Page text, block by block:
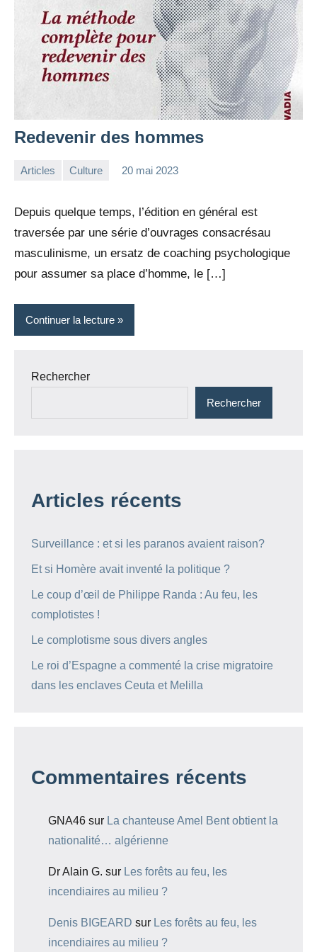
Redevenir des hommes
Articles Culture 20 mai 2023
Depuis quelque temps, l’édition en général est
traversée par une série d’ouvrages consacrésau
masculinisme, un ersatz de coaching psychologique
pour assumer sa place d’homme, le […]
Continuer la lecture
Rechercher
Rechercher
Articles récents
Surveillance : et si les paranos avaient raison?
Et si Homère avait inventé la politique ?
Le coup d’œil de Philippe Randa : Au feu, les
complotistes !
Le complotisme sous divers angles
Le roi d’Espagne a commenté la crise migratoire
dans les enclaves Ceuta et Melilla
Commentaires récents
GNA46 sur La chanteuse Amel Bent obtient la
nationalité… algérienne
Dr Alain G. sur Les forêts au feu, les
incendiaires au milieu ?
Denis BIGEARD sur Les forêts au feu, les
incendiaires au milieu ?